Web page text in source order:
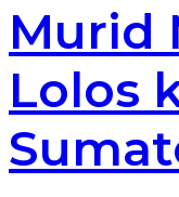
Murid
Lolos